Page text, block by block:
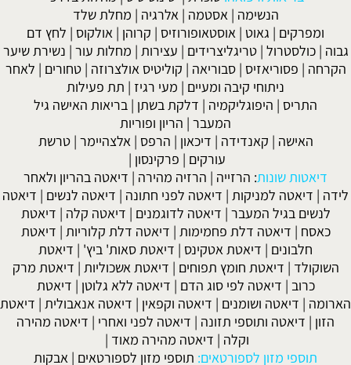
הנשימה | אסטמה | אלרגיה | מחלת שלד
ומפרקים | גאוט | אוסטאופורוזיס | קרוהן | אולקוס | לחץ דם
גבוה |כולסטרול |טריגליצרידים | עצירות | מחלות עור | נשירת שיער
הקרחה | פסוריאזיס |סבוריאה | קוליטיס אולצרוזה |טחורים | לאחר
ניתוחי קיבה ומעיים | מעי רגיז | תת פעילות
התריס | היפוגליקמיה | דלקת בשתן | בריאות האישה גיל
המעבר | הריון ופוריות
האישה | קאנדידה | דיכאון | הרפס | אלצהיימר |טרשת
עורקים | פרקינסון |
דיאטות שונות: הרזייה | הרזיה מהירה | דיאטה בהריון ולאחר
לידה | דיאטה למניקות | דיאטה לפני חתונה | דיאטה לנשים | דיאטה
לנשים בגיל המעבר | דיאטה לדוגמנים | דיאטה קלה | דיאטת
כאסח | דיאטה דלת פחמימות | דיאטה דלת קלוריות | דיאטת
חלבונים | דיאטת אטקינס | דיאטת סאות' ביץ' | דיאטת
השוקולד | דיאטת חומץ תפוחים | דיאטת אשכוליות | דיאטת מרק
כרוב | דיאטה לפי סוג הדם | דיאטה ללא גלוטן | דיאטת
הארומה | דיאטה ושומנים | דיאטה וקפאין | דיאטה אנאבולית | דיאטת
הזון | דיאטה ותוספי תזונה | דיאטה לפני ואחרי | דיאטה מהירה
וקלה | דיאטה מהירה מאוד |
תוספי מזון לספורטאים: תוספי מזון לספורטאים | אבקות